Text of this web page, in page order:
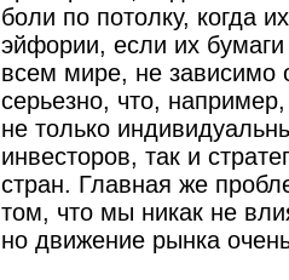
боли по потолку, когда
эйфории, если их
всем мире, не зависимо
серьезно, что,
не только
инвесторов, так и
стран. Главная же
том, что мы никак не
но движение рынка